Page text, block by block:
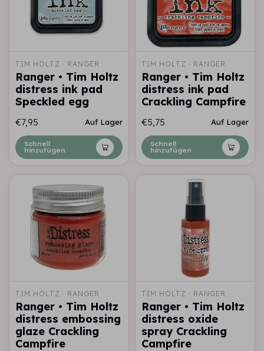
TIM HOLTZ · RANGER
Ranger • Tim Holtz
distress ink pad
Speckled egg
€7,95 Auf Lager
Schnell
hinzufügen
TIM HOLTZ · RANGER
Ranger • Tim Holtz
distress ink pad
Crackling Campfire
€5,75 Auf Lager
Schnell
hinzufügen
TIM HOLTZ · RANGER
Ranger • Tim Holtz
distress embossing
glaze Crackling
Campfire
TIM HOLTZ · RANGER
Ranger • Tim Holtz
distress oxide
spray Crackling
Campfire